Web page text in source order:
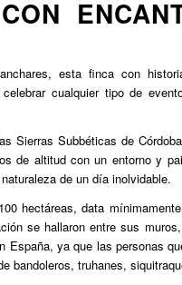
esta finca con
cualquier tipo de
Sierras Subbéticas de
de altitud con un entorno y
de un día inolvidable.
hectáreas, data
se hallaron entre sus
España, ya que las personas
bandoleros, truhanes,